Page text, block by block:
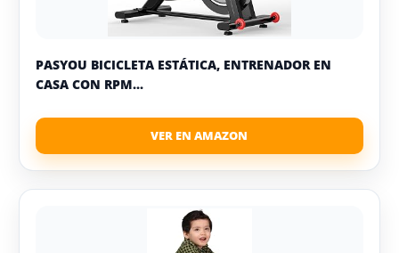
PASYOU BICICLETA ESTÁTICA, ENTRENADOR EN
CASA CON RPM...